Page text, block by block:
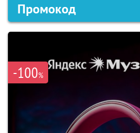
Промокод
-100%